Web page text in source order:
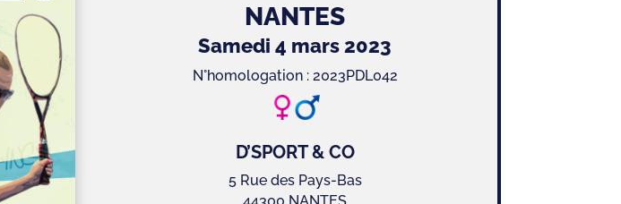
NANTES
Samedi 4 mars 2023
N°homologation : 2023PDL042
D’SPORT & CO
5 Rue des Pays-Bas
44300 NANTES